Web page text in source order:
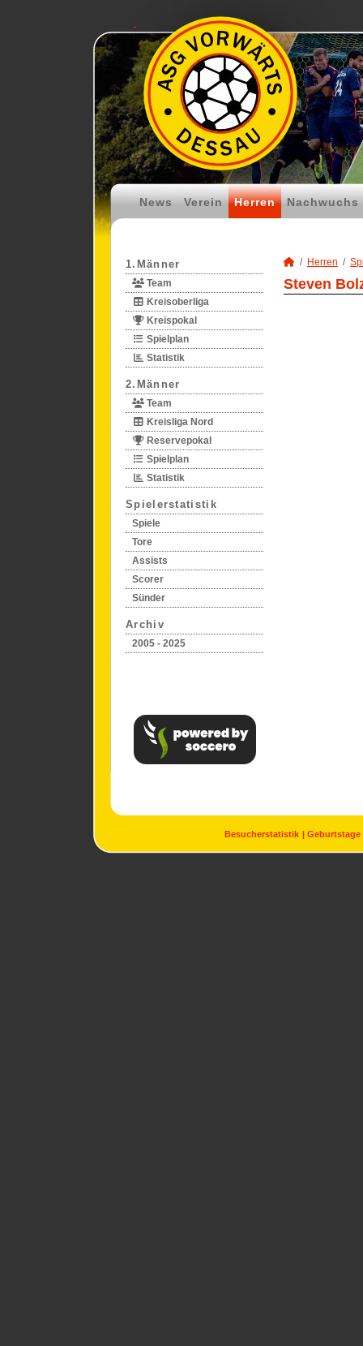
News Verein Herren Nachwuchs
1.Männer
Team
Kreisoberliga
Kreispokal
Spielplan
Statistik
2.Männer
Team
Kreisliga Nord
Reservepokal
Spielplan
Statistik
Spielerstatistik
Spiele
Tore
Assists
Scorer
Sünder
Archiv
2005 - 2025
Herren
Steven
Besucherstatistik Geburtstage